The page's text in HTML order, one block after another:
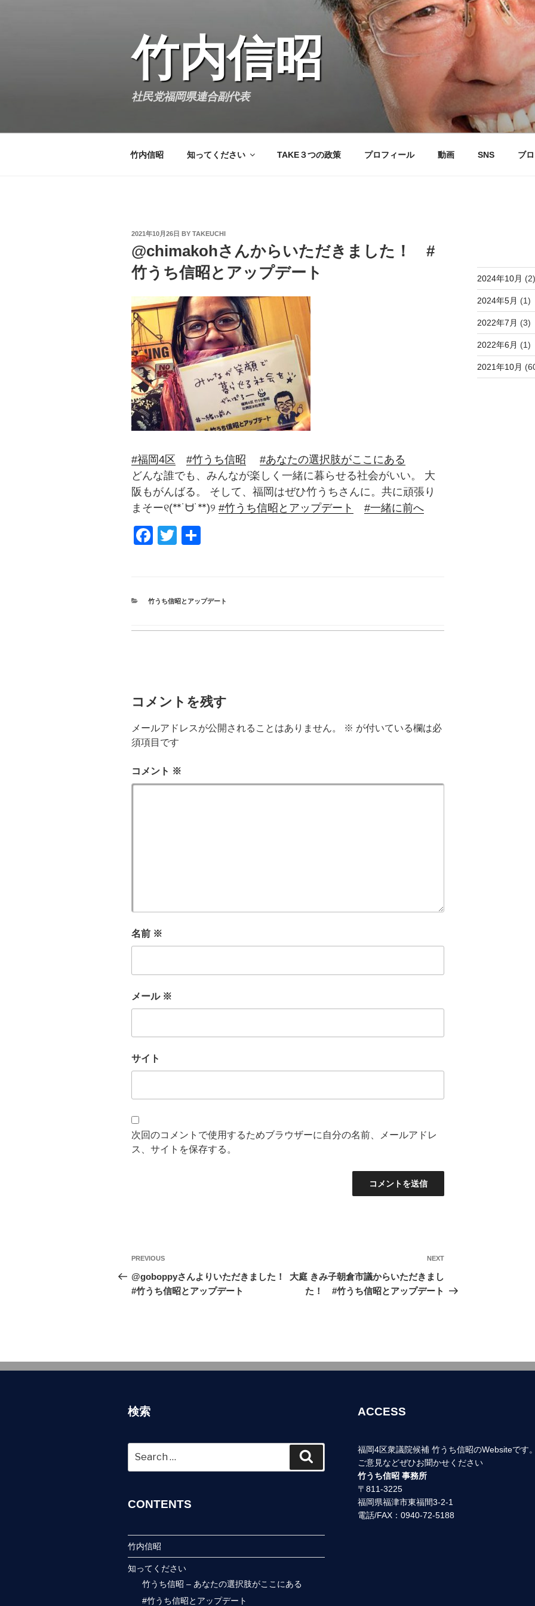
竹内信昭
社民党福岡県連合副代表
竹内信昭 知ってください TAKE３つの政策 プロフィール 動画 SNS ブ
POSTED
2021年10月26日 BY TAKEUCHI
@chimakohさんからいただきました！ #
竹うち信昭とアップデート
#福岡4区 #竹うち信昭
#あなたの選択肢がここにある
どんな誰でも、みんなが楽しく一緒に暮らせる社会がいい。 大
阪もがんばる。 そして、福岡はぜひ竹うちさんに。共に頑張り
まそー୧(ᕯ˙ᗨ˙ᕯ)୨ #竹うち信昭とアップデート #一緒に前へ
F
e
b
o
T
er
CATEGORIES
竹うち信昭とアップデート
コメントを残す
メールアドレスが公開されることはありません。 ※ が付いている欄は必
須項目です
コメント ※
名前 ※
メール ※
サイト
次回のコメントで使用するためブラウザーに自分の名前、メールアドレ
ス、サイトを保存する。
投
稿
ナ
ー
ョ
Previous
Post
PREVIOUS
@goboppyさんよりいただきました！
#竹うち信昭とアップデート
Next
NEXT
大庭 きみ子朝倉市議からいただきまし
た！ #竹うち信昭とアップデート
2024年10月 (2)
2024年5月 (1)
2022年7月 (3)
2022年6月 (1)
2021年10月
検索
for:
CONTENTS
竹内信昭
知ってください
竹うち信昭 – あなたの選択肢がここにある
#竹うち信昭とアップデート
ACCESS
福岡4区衆議院候補 竹うち信昭のWebsiteです
ご意見などぜひお聞かせください
竹うち信昭 事務所
〒811-3225
福岡県福津市東福間3-2-1
電話/FAX：0940-72-5188